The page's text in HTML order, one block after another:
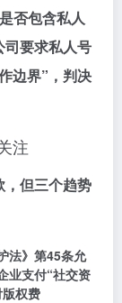
否包含私人
司要求私人号
边界” ，判决
注
，但三个趋势
法》第45条允
业支付“社交资
权费